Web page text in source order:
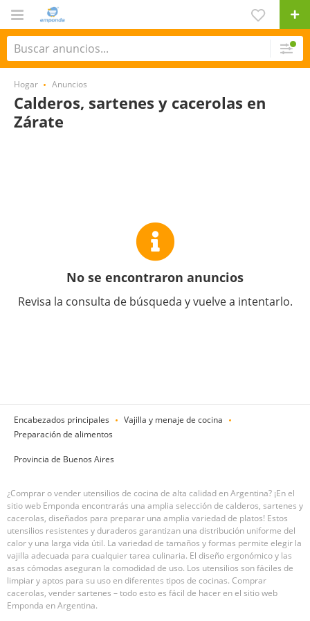
Hogar Anuncios
Calderos, sartenes y cacerolas en
Zárate
No se encontraron anuncios
Revisa la consulta de búsqueda y vuelve a intentarlo.
Encabezados principales
Vajilla y menaje de cocina
Preparación de alimentos
Provincia de Buenos Aires
¿Comprar o vender utensilios de cocina de alta calidad en Argentina? ¡En el
sitio web Emponda encontrarás una amplia selección de calderos, sartenes y
cacerolas, diseñados para preparar una amplia variedad de platos! Estos
utensilios resistentes y duraderos garantizan una distribución uniforme del
calor y una larga vida útil. La variedad de tamaños y formas permite elegir la
vajilla adecuada para cualquier tarea culinaria. El diseño ergonómico y las
asas cómodas aseguran la comodidad de uso. Los utensilios son fáciles de
limpiar y aptos para su uso en diferentes tipos de cocinas. Comprar
cacerolas, vender sartenes – todo esto es fácil de hacer en el sitio web
Emponda en Argentina.